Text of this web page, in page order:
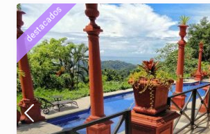
destacados